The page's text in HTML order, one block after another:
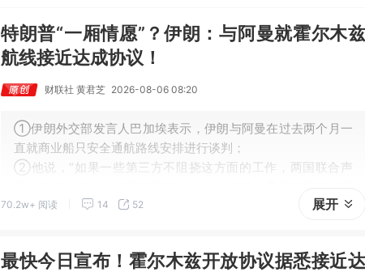
特朗普“一厢情愿”？伊朗：与阿曼就霍尔木兹
航线接近达成协议！
财联社 黄君芝 2026-08-06 08:20
①伊朗外交部发言人巴加埃表示，伊朗与阿曼在过去两个月一
直就商业船只安全通航路线安排进行谈判；
②他说，“如果一些第三方不阻挠这方面的工作，两国联合声
阶段。”
70.2w+ 阅读 14 52 展开
最快今日宣布！霍尔木兹开放协议据悉接近达